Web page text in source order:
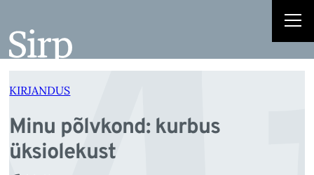
juurde
KIRJANDUS
Minu põlvkond: kurbus
üksiolekust